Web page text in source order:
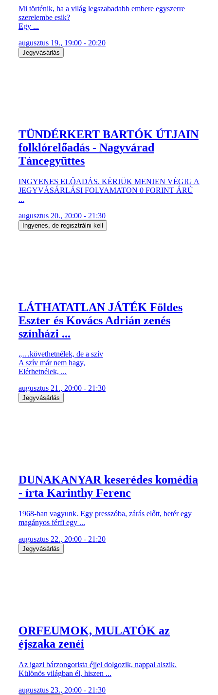
Mi történik, ha a világ legszabadabb embere egyszerre
szerelembe esik?
Egy ...
augusztus 19., 19:00 - 20:20
Jegyvásárlás
TÜNDÉRKERT BARTÓK ÚTJAIN
folklórelőadás - Nagyvárad
Táncegyüttes
INGYENES ELŐADÁS. KÉRJÜK MENJEN VÉGIG A
JEGYVÁSÁRLÁSI FOLYAMATON 0 FORINT ÁRÚ
...
augusztus 20., 20:00 - 21:30
Ingyenes, de regisztrálni kell
LÁTHATATLAN JÁTÉK Földes
Eszter és Kovács Adrián zenés
színházi ...
„…követhetnélek, de a szív
A szív már nem hagy,
Elérhetnélek, ...
augusztus 21., 20:00 - 21:30
Jegyvásárlás
DUNAKANYAR keserédes komédia
- írta Karinthy Ferenc
1968-ban vagyunk. Egy presszóba, zárás előtt, betér egy
magányos férfi egy ...
augusztus 22., 20:00 - 21:20
Jegyvásárlás
ORFEUMOK, MULATÓK az
éjszaka zenéi
Az igazi bárzongorista éjjel dolgozik, nappal alszik.
Különös világban él, hiszen ...
augusztus 23., 20:00 - 21:30